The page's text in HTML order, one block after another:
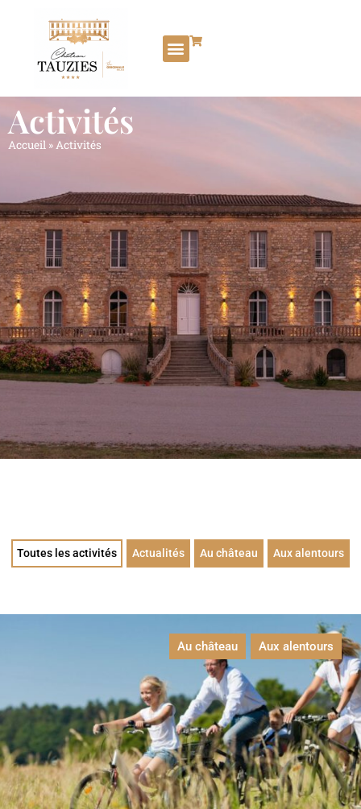
Activités
Accueil »Activités
Toutes les activités Actualités Au château Aux alentours
Au château Aux alentours